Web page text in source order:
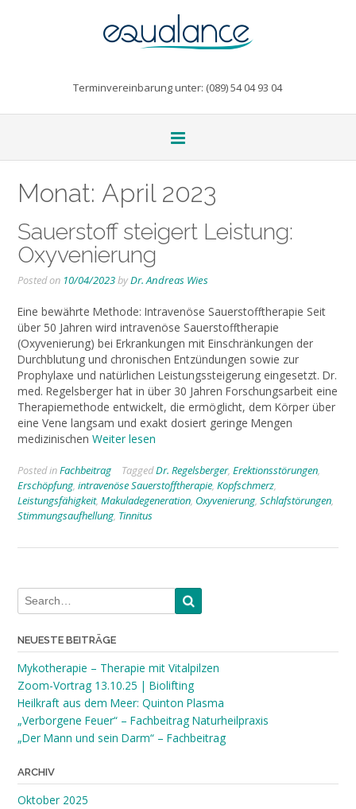
Terminvereinbarung unter: (089) 54 04 93 04
Monat: April 2023
Sauerstoff steigert Leistung:
Oxyvenierung
Posted on 10/04/2023byDr. Andreas Wies
Eine bewährte Methode: Intravenöse Sauerstofftherapie Seit
über 50 Jahren wird intravenöse Sauerstofftherapie
(Oxyvenierung) bei Erkrankungen mit Einschränkungen der
Durchblutung und chronischen Entzündungen sowie zur
Prophylaxe und natürlichen Leistungssteigerung eingesetzt. Dr.
med. Regelsberger hat in über 30 Jahren Forschungsarbeit eine
Therapiemethode entwickelt, die ermöglicht, dem Körper über
eine Vene langsam und exakt dosiert geringe Mengen
medizinischen Weiter lesen
Posted inFachbeitrag TaggedDr. Regelsberger, Erektionsstörungen,
Erschöpfung, intravenöse Sauerstofftherapie, Kopfschmerz,
Leistungsfähigkeit, Makuladegeneration, Oxyvenierung, Schlafstörungen,
Stimmungsaufhellung, Tinnitus
NEUESTE BEITRÄGE
Mykotherapie – Therapie mit Vitalpilzen
Zoom-Vortrag 13.10.25 | Biolifting
Heilkraft aus dem Meer: Quinton Plasma
„Verborgene Feuer“ – Fachbeitrag Naturheilpraxis
„Der Mann und sein Darm“ – Fachbeitrag
ARCHIV
Oktober 2025